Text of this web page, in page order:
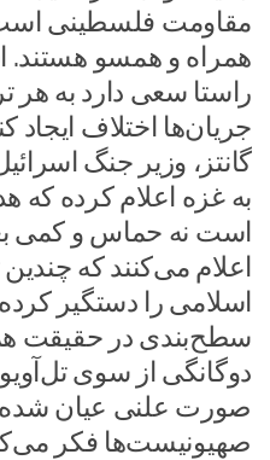
مقاومت فلسطینی است و
همراه و همسو هستند.
راستا سعی دارد به هر
جریان‌ها اختلاف ایجاد
گانتز، وزیر جنگ
به غزه اعلام کرده که
است نه حماس و کمی
اعلام می‌کنند که
اسلامی را دستگیر
سطح‌بندی در حقیقت
دوگانگی از سوی
صورت علنی عیان
صهیونیست‌ها فکر